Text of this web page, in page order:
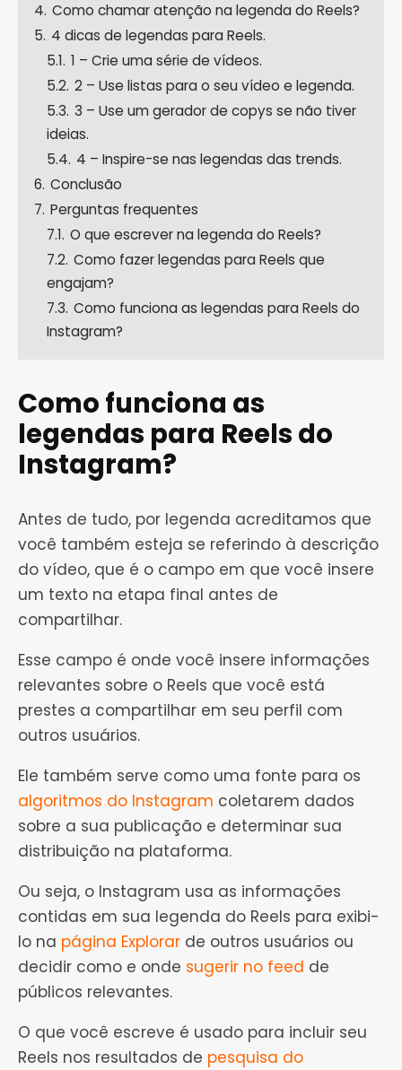
4. Como chamar atenção na legenda do Reels?
5. 4 dicas de legendas para Reels.
5.1. 1 – Crie uma série de vídeos.
5.2. 2 – Use listas para o seu vídeo e legenda.
5.3. 3 – Use um gerador de copys se não tiver
ideias.
5.4. 4 – Inspire-se nas legendas das trends.
6. Conclusão
7. Perguntas frequentes
7.1. O que escrever na legenda do Reels?
7.2. Como fazer legendas para Reels que
engajam?
7.3. Como funciona as legendas para Reels do
Instagram?
Como funciona as
legendas para Reels do
Instagram?
Antes de tudo, por legenda acreditamos que
você também esteja se referindo à descrição
do vídeo, que é o campo em que você insere
um texto na etapa final antes de
compartilhar.
Esse campo é onde você insere informações
relevantes sobre o Reels que você está
prestes a compartilhar em seu perfil com
outros usuários.
Ele também serve como uma fonte para os
algoritmos do Instagram coletarem dados
sobre a sua publicação e determinar sua
distribuição na plataforma.
Ou seja, o Instagram usa as informações
contidas em sua legenda do Reels para exibi-
lo na página Explorar de outros usuários ou
decidir como e onde sugerir no feed de
públicos relevantes.
O que você escreve é usado para incluir seu
Reels nos resultados de pesquisa do